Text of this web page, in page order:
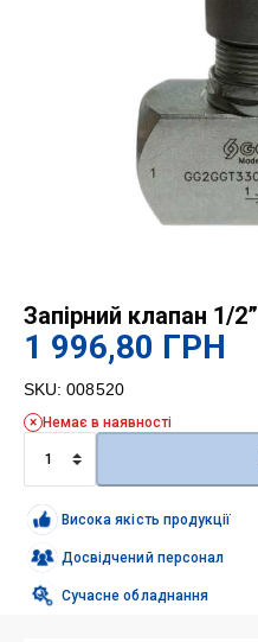
Запірний клапан 1/2”
1 996,80 ГРН
SKU: 008520
Немає в наявності
Запірний
клапан
1/2''
кількістьВисока якість продукції
Досвідчений персонал
Сучасне обладнання